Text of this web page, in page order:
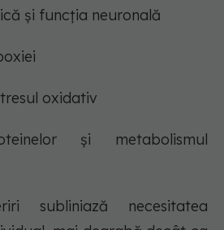
și funcția neuronală
oxidativ
și metabolismul
subliniază necesitatea